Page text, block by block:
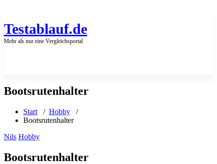
springen
Testablauf.de
Mehr als nur eine Vergleichsportal
Bootsrutenhalter
Start / Hobby /
Bootsrutenhalter
Nils Hobby
Bootsrutenhalter